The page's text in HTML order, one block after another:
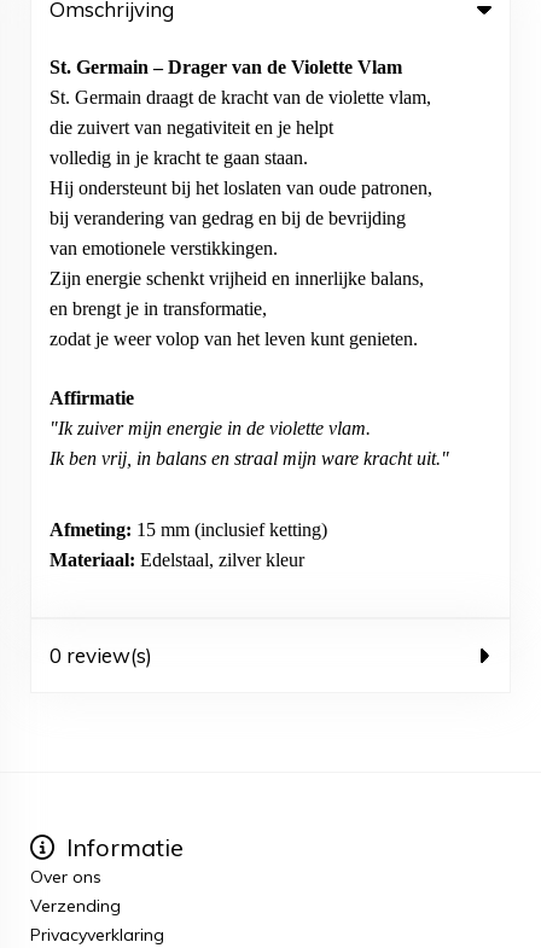
Omschrijving
St. Germain – Drager van de Violette Vlam
St. Germain draagt de kracht van de violette vlam,
die zuivert van negativiteit en je helpt
volledig in je kracht te gaan staan.
Hij ondersteunt bij het loslaten van oude patronen,
bij verandering van gedrag en bij de bevrijding
van emotionele verstikkingen.
Zijn energie schenkt vrijheid en innerlijke balans,
en brengt je in transformatie,
zodat je weer volop van het leven kunt genieten.
Affirmatie
"Ik zuiver mijn energie in de violette vlam.
Ik ben vrij, in balans en straal mijn ware kracht uit."
Afmeting: 15 mm (inclusief ketting)
Materiaal: Edelstaal, zilver kleur
0 review(s)
Informatie
Over ons
Verzending
Privacyverklaring